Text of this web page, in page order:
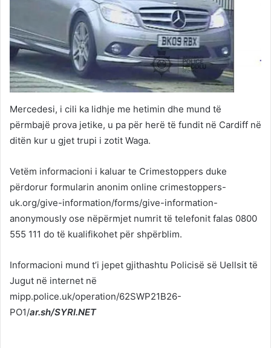
Mercedesi, i cili ka lidhje me hetimin dhe mund të
përmbajë prova jetike, u pa për herë të fundit në Cardiff në
ditën kur u gjet trupi i zotit Waga.
Vetëm informacioni i kaluar te Crimestoppers duke
përdorur formularin anonim online crimestoppers-
uk.org/give-information/forms/give-information-
anonymously ose nëpërmjet numrit të telefonit falas 0800
555 111 do të kualifikohet për shpërblim.
Informacioni mund t’i jepet gjithashtu Policisë së Uellsit të
Jugut në internet në
mipp.police.uk/operation/62SWP21B26-
PO1/ar.sh/SYRI.NET